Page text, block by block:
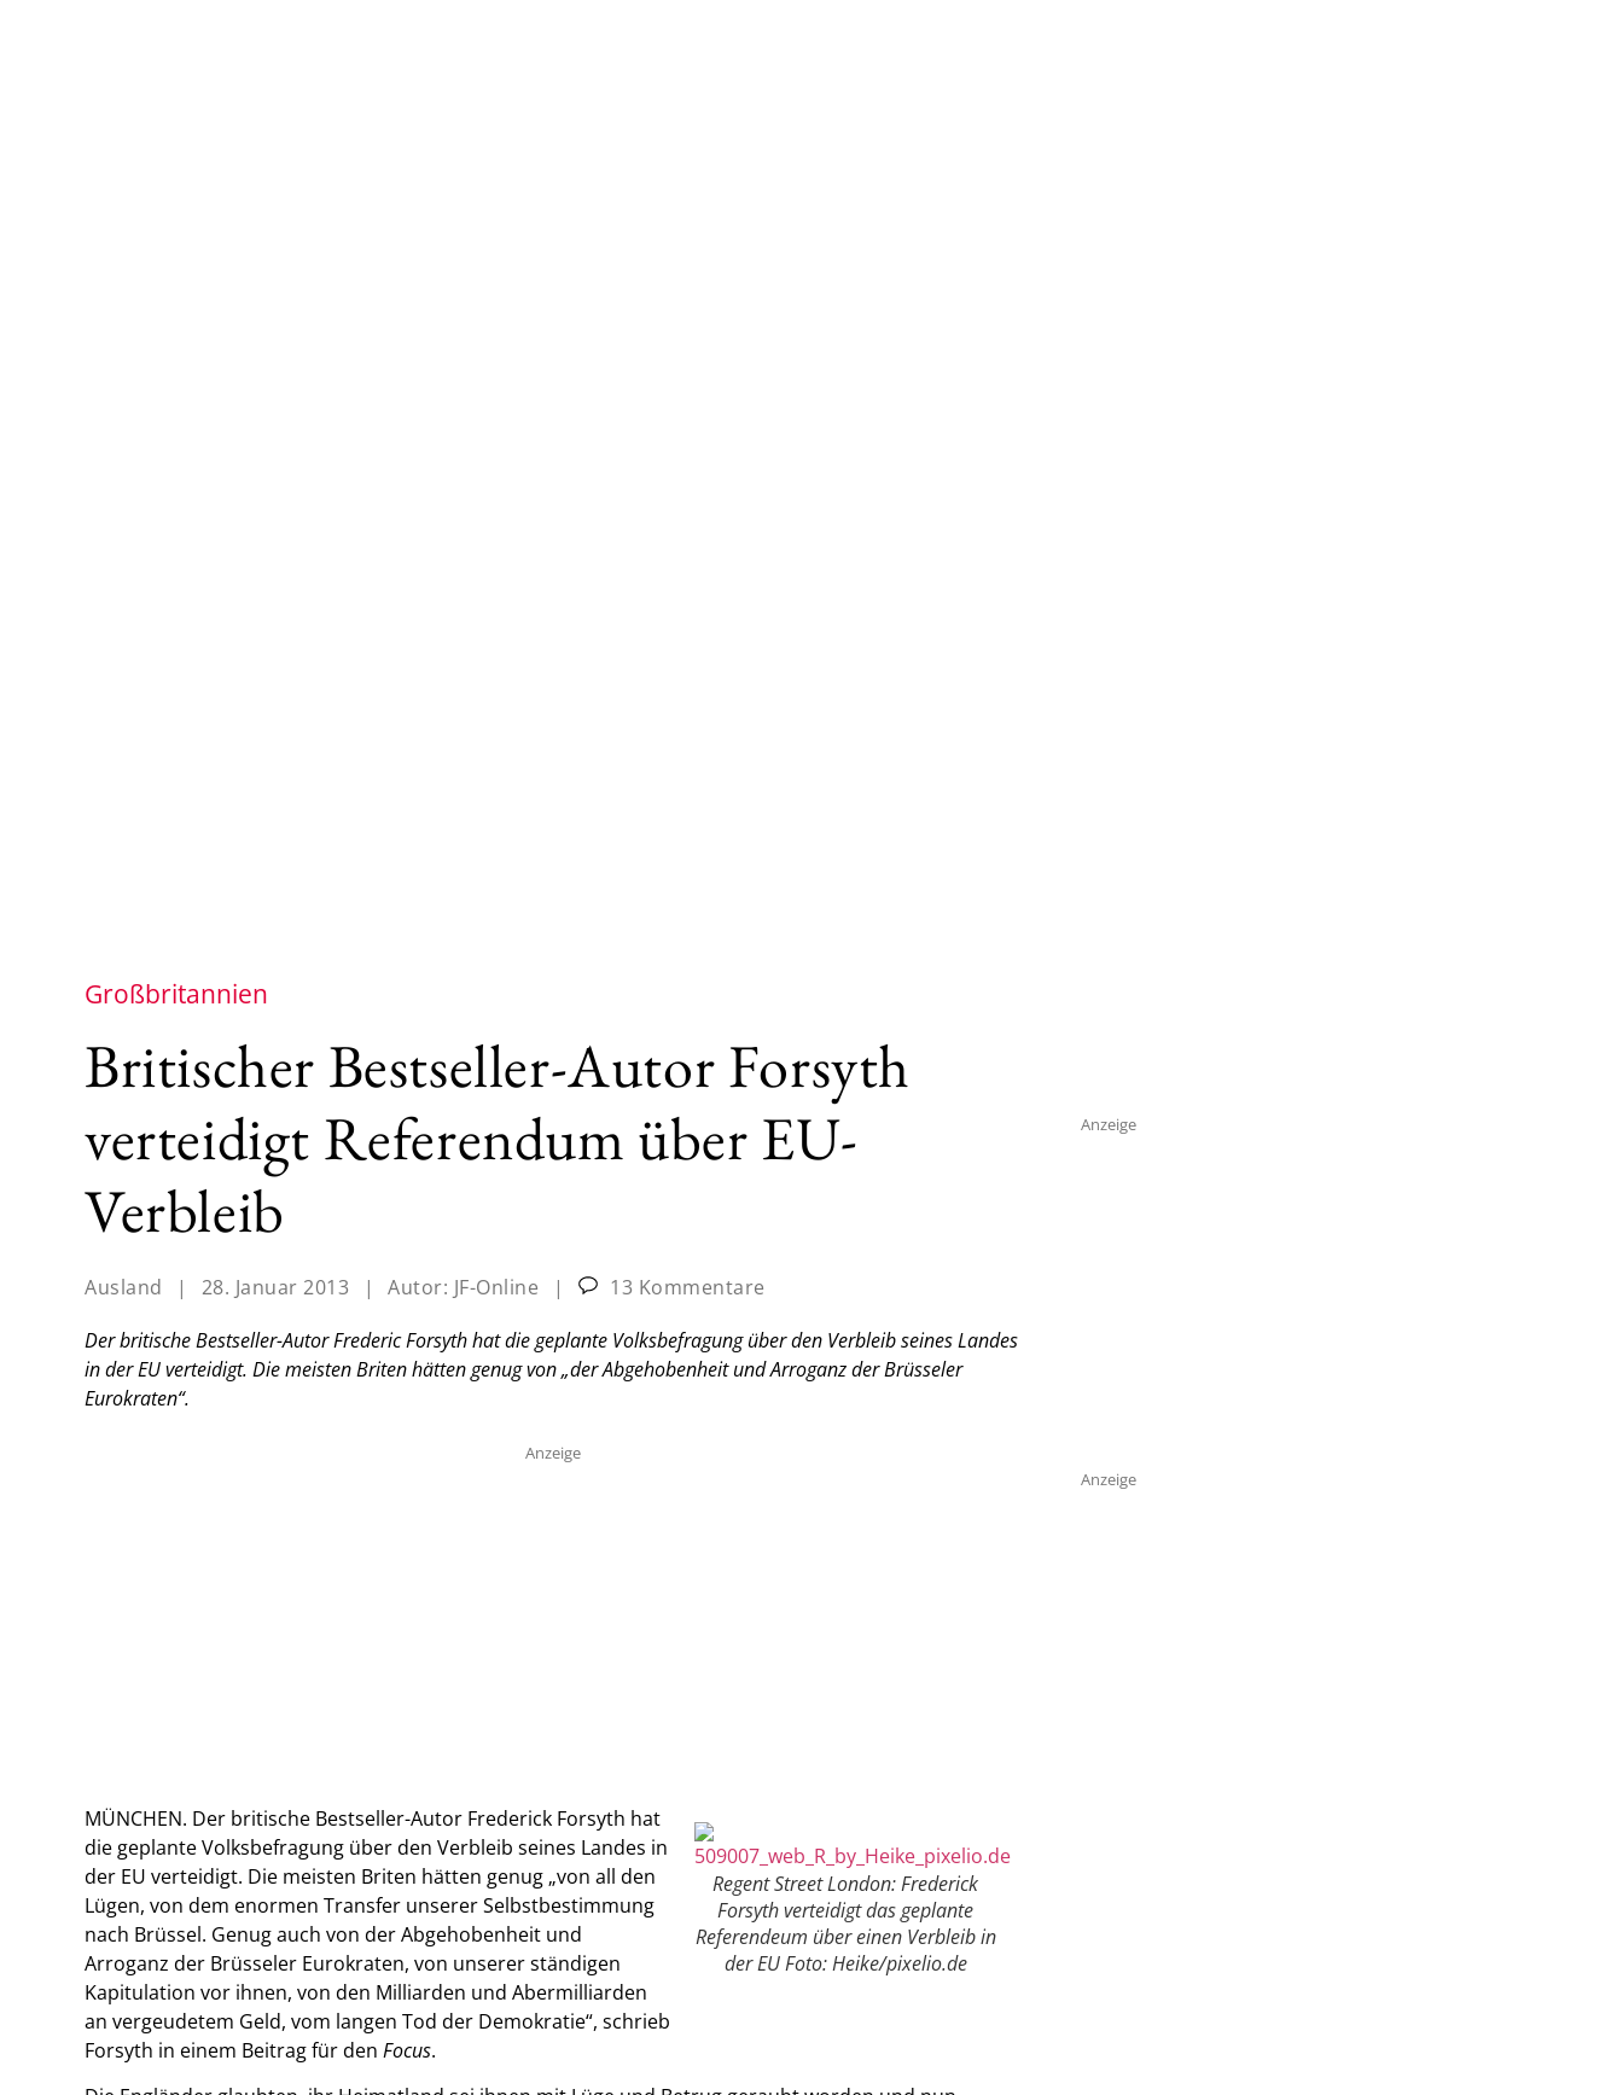
Großbritannien
Britischer Bestseller-Autor Forsyth
verteidigt Referendum über EU-
Verbleib
Ausland | 28. Januar 2013 | Autor: JF-Online |
13 Kommentare
Der britische Bestseller-Autor Frederic Forsyth hat die geplante Volksbefragung über den Verbleib seines Landes
in der EU verteidigt. Die meisten Briten hätten genug von „der Abgehobenheit und Arroganz der Brüsseler
Eurokraten“.
Anzeige
Regent Street London: Frederick
Forsyth verteidigt das geplante
Referendeum über einen Verbleib in
der EU Foto: Heike/pixelio.de
MÜNCHEN. Der britische Bestseller-Autor Frederick Forsyth hat
die geplante Volksbefragung über den Verbleib seines Landes in
der EU verteidigt. Die meisten Briten hätten genug „von all den
Lügen, von dem enormen Transfer unserer Selbstbestimmung
nach Brüssel. Genug auch von der Abgehobenheit und
Arroganz der Brüsseler Eurokraten, von unserer ständigen
Kapitulation vor ihnen, von den Milliarden und Abermilliarden
an vergeudetem Geld, vom langen Tod der Demokratie“, schrieb
Forsyth in einem Beitrag für den Focus.
Anzeige
Anzeige